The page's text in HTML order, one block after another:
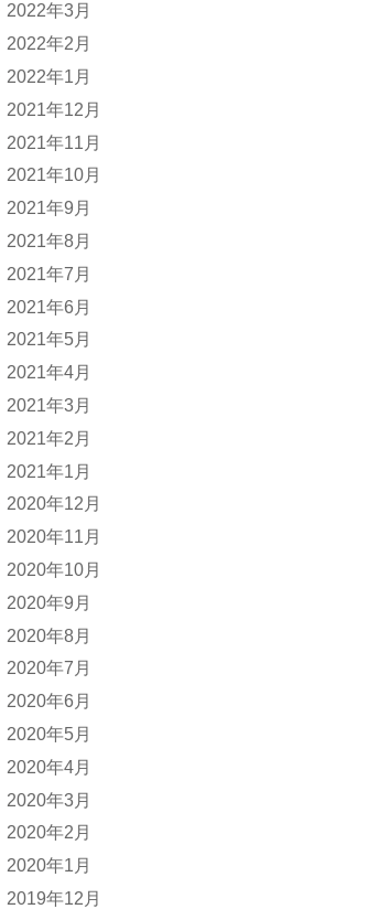
2022年3月
2022年2月
2022年1月
2021年12月
2021年11月
2021年10月
2021年9月
2021年8月
2021年7月
2021年6月
2021年5月
2021年4月
2021年3月
2021年2月
2021年1月
2020年12月
2020年11月
2020年10月
2020年9月
2020年8月
2020年7月
2020年6月
2020年5月
2020年4月
2020年3月
2020年2月
2020年1月
2019年12月